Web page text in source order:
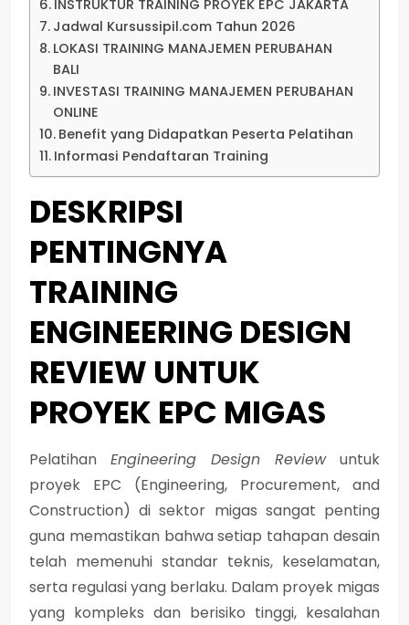
INSTRUKTUR TRAINING PROYEK EPC JAKARTA
Jadwal Kursussipil.com Tahun 2026
LOKASI TRAINING MANAJEMEN PERUBAHAN
BALI
INVESTASI TRAINING MANAJEMEN PERUBAHAN
ONLINE
Benefit yang Didapatkan Peserta Pelatihan
Informasi Pendaftaran Training
DESKRIPSI
PENTINGNYA
TRAINING
ENGINEERING DESIGN
REVIEW UNTUK
PROYEK EPC MIGAS
Pelatihan Engineering Design Reviewuntuk
proyek EPC (Engineering, Procurement, and
Construction) di sektor migas sangat penting
guna memastikan bahwa setiap tahapan desain
telah memenuhi standar teknis, keselamatan,
serta regulasi yang berlaku. Dalam proyek migas
yang kompleks dan berisiko tinggi, kesalahan